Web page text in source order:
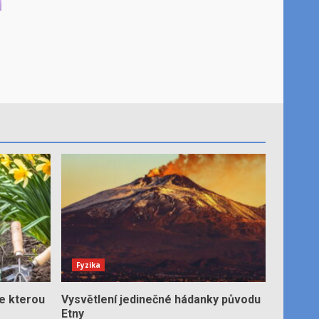
kterou
Fyzika
Vysvětlení jedinečné hádanky původu
Etny